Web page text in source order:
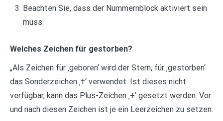
Beachten Sie, dass der Nummernblock aktiviert sein
muss.
Welches Zeichen für gestorben?
„Als Zeichen für ‚geboren‘ wird der Stern, für ‚gestorben‘
das Sonderzeichen ‚†‘ verwendet. Ist dieses nicht
verfügbar, kann das Plus-Zeichen ‚+‘ gesetzt werden. Vor
und nach diesen Zeichen ist je ein Leerzeichen zu setzen.